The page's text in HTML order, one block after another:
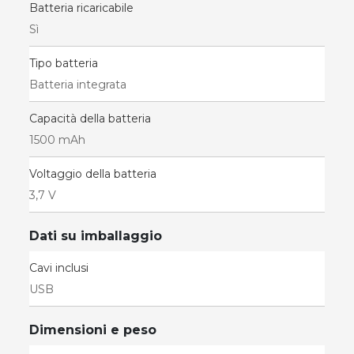
Batteria ricaricabile
Sì
Tipo batteria
Batteria integrata
Capacità della batteria
1500 mAh
Voltaggio della batteria
3,7 V
Dati su imballaggio
Cavi inclusi
USB
Dimensioni e peso